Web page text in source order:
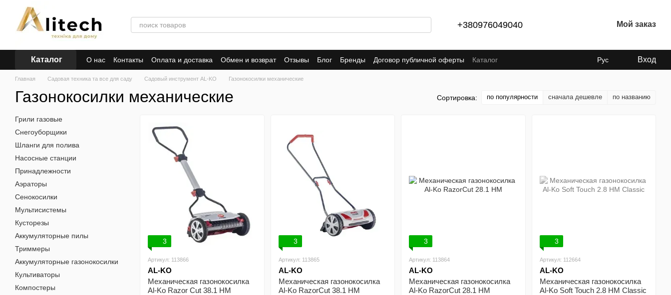
Перейти к основному контенту
+380976049040 Мой заказ
Каталог О нас Контакты Оплата и доставка Обмен и возврат Отзывы Блог Бренды Договор публичной оферты Каталог Рус Вход
Главная Садовая техника та все для саду Садовый инструмент AL-KO Газонокосилки механические
Газонокосилки механические Сортировка: по популярности сначала дешевле по названию
3
Артикул: 113866
AL-KO
Механическая газонокосилка
Al-Ko Razor Cut 38.1 HM
3
Артикул: 113865
AL-KO
Механическая газонокосилка
Al-Ko RazorCut 38.1 HM
3
Артикул: 113864
AL-KO
Механическая газонокосилка
Al-Ko RazorCut 28.1 HM
3
Артикул: 112664
AL-KO
Механическая газонокосилка
Al-Ko Soft Touch 2.8 HM Classic
Грили газовые
Снегоуборщики
Шланги для полива
Насосные станции
Принадлежности
Аэраторы
Сенокосилки
Мультисистемы
Кусторезы
Аккумуляторные пилы
Триммеры
Аккумуляторные газонокосилки
Культиваторы
Компостеры